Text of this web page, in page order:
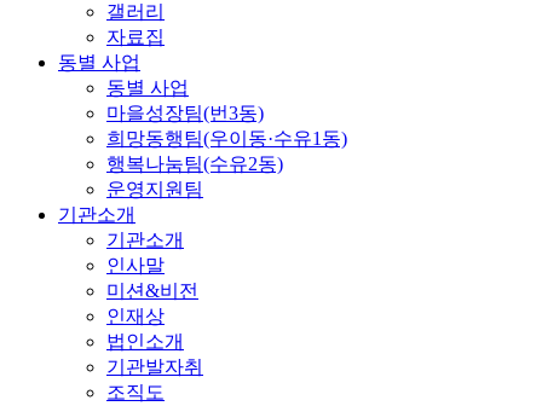
갤러리
자료집
동별 사업
동별 사업
마을성장팀(번3동)
희망동행팀(우이동·수유1동)
행복나눔팀(수유2동)
운영지원팀
기관소개
기관소개
인사말
미션&비전
인재상
법인소개
기관발자취
조직도